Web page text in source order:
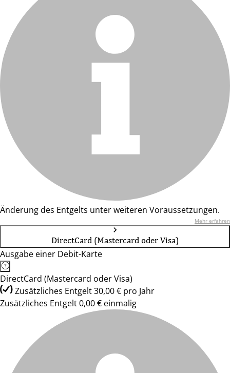
Änderung des Entgelts unter weiteren Voraussetzungen.
Mehr erfahren
DirectCard (Mastercard oder Visa)
Ausgabe einer Debit-Karte
DirectCard (Mastercard oder Visa)
Zusätzliches Entgelt 30,00 € pro Jahr
Zusätzliches Entgelt 0,00 € einmalig